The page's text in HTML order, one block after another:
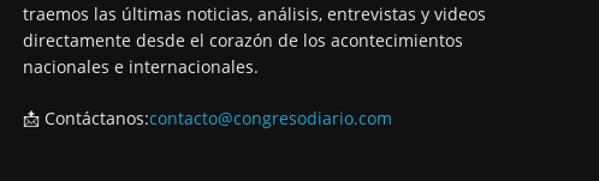
traemos las últimas noticias, análisis, entrevistas y videos
directamente desde el corazón de los acontecimientos
nacionales e internacionales.
📩 Contáctanos:contacto@congresodiario.com